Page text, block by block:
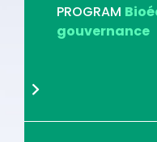
PROGRAM
gouvernance